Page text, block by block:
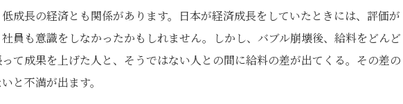
成長の経済とも関係があります。日本が経済成長をしていたときには、評価が
員も意識をしなかったかもしれません。しかし、バブル崩壊後、給料をどんど
て成果を上げた人と、そうではない人との間に給料の差が出てくる。その差の
と不満が出ます。